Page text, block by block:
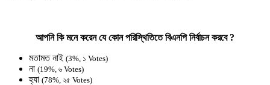
আপনি কি মনে করেন যে কোন পরিস্থিতিতে বিএনপি নির্বাচন করবে ?
মতামত নাই (3%, ১ Votes)
না (19%, ৬ Votes)
হ্যা (78%, ২৫ Votes)